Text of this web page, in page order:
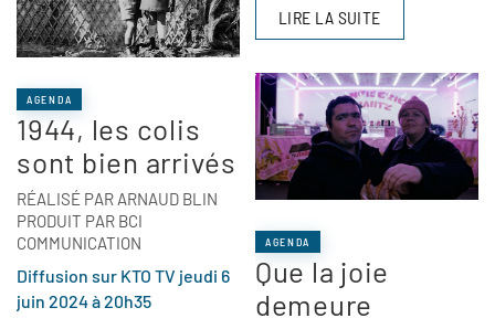
AGENDA
1944, les colis
sont bien arrivés
RÉALISÉ PAR ARNAUD BLIN
PRODUIT PAR BCI
COMMUNICATION
Diffusion sur KTO TV jeudi 6
juin 2024 à 20h35
LIRE LA SUITE
AGENDA
Que la joie
demeure